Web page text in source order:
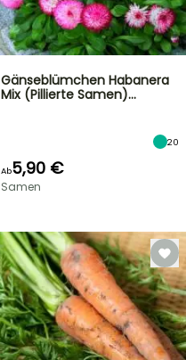
Gänseblümchen Habanera
Mix (Pillierte Samen)…
20
Ab5,90 €
Samen